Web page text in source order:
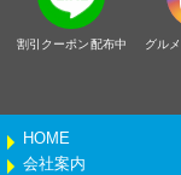
割引クーポン配布中
グル
HOME
会社案内